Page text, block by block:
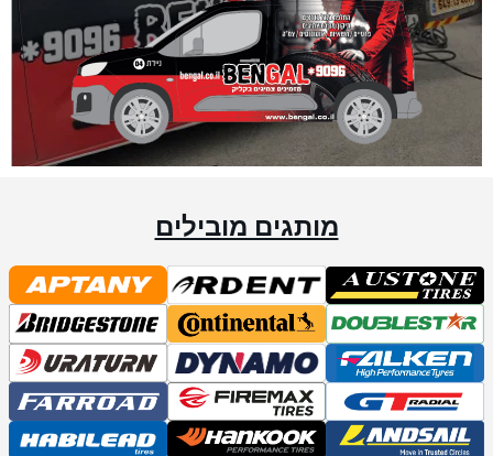
מותגים מובילים